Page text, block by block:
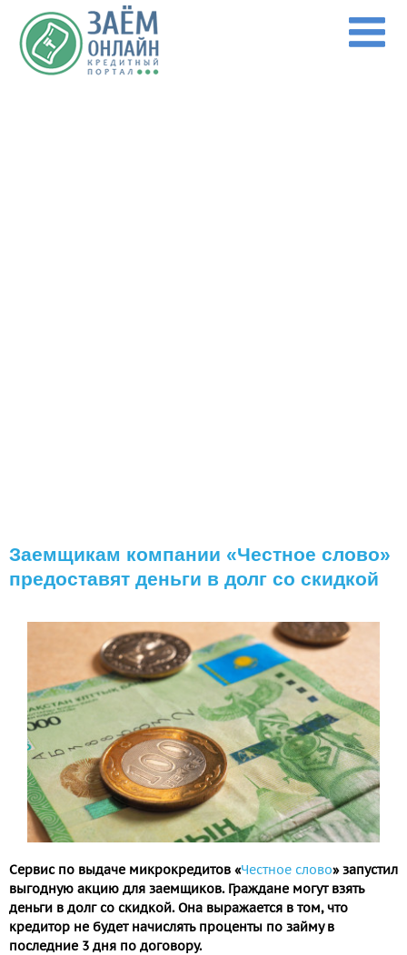
Перейти к основному содержанию
Заемщикам компании «Честное слово»
предоставят деньги в долг со скидкой
Сервис по выдаче микрокредитов «Честное слово» запустил
выгодную акцию для заемщиков. Граждане могут взять
деньги в долг со скидкой. Она выражается в том, что
кредитор не будет начислять проценты по займу в
последние 3 дня по договору.